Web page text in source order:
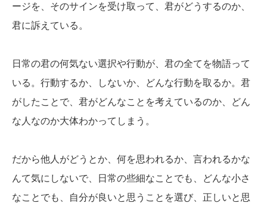
ージを、そのサインを受け取って、君がどうするのか、
君に訴えている。
日常の君の何気ない選択や行動が、君の全てを物語って
いる。行動するか、しないか、どんな行動を取るか。君
がしたことで、君がどんなことを考えているのか、どん
な人なのか大体わかってしまう。
だから他人がどうとか、何を思われるか、言われるかな
んて気にしないで、日常の些細なことでも、どんな小さ
なことでも、自分が良いと思うことを選び、正しいと思